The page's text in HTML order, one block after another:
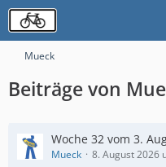
Mueck
Beiträge von
Woche 32 vom 3.
Mueck 8. August 2026